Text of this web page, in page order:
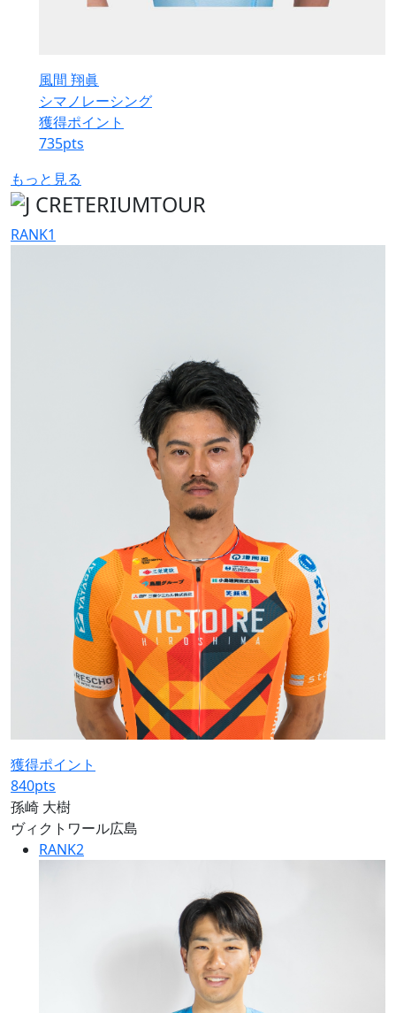
風間 翔眞
シマノレーシング
獲得ポイント
735pts
もっと見る
RANK1
獲得ポイント
840pts
孫崎 大樹
ヴィクトワール広島
RANK2